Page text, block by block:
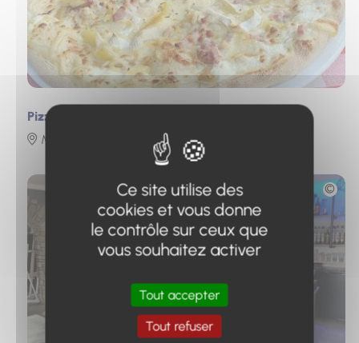
Pizz'Aldo
Malijai
Photo
Ce site utilise des
cookies et vous donne
le contrôle sur ceux que
vous souhaitez activer
Tout accepter
Tout refuser